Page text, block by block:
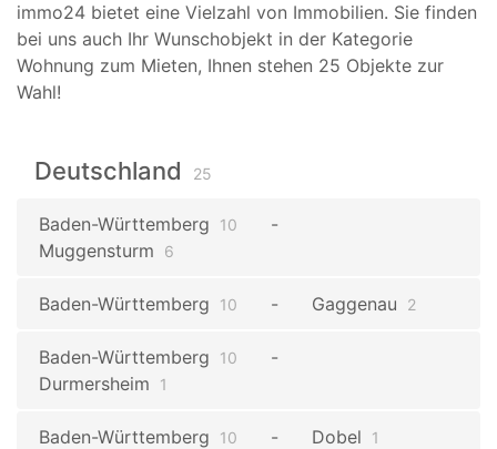
immo24 bietet eine Vielzahl von Immobilien. Sie finden
bei uns auch Ihr Wunschobjekt in der Kategorie
Wohnung zum Mieten, Ihnen stehen 25 Objekte zur
Wahl!
Deutschland 25
Baden-Württemberg 10
Muggensturm 6
Baden-Württemberg 10 Gaggenau 2
Baden-Württemberg 10
Durmersheim 1
Baden-Württemberg 10 Dobel 1